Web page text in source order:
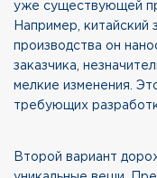
уже существующей
Например, китайский
производства он
заказчика,
мелкие изменения.
требующих
Второй вариант